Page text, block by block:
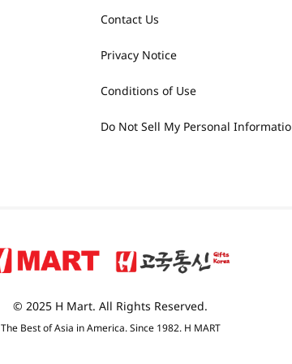
Contact Us
Privacy Notice
Conditions of Use
Do Not Sell My Personal
© 2025 H Mart. All Rights Reserved.
The Best of Asia in America. Since 1982. H MART